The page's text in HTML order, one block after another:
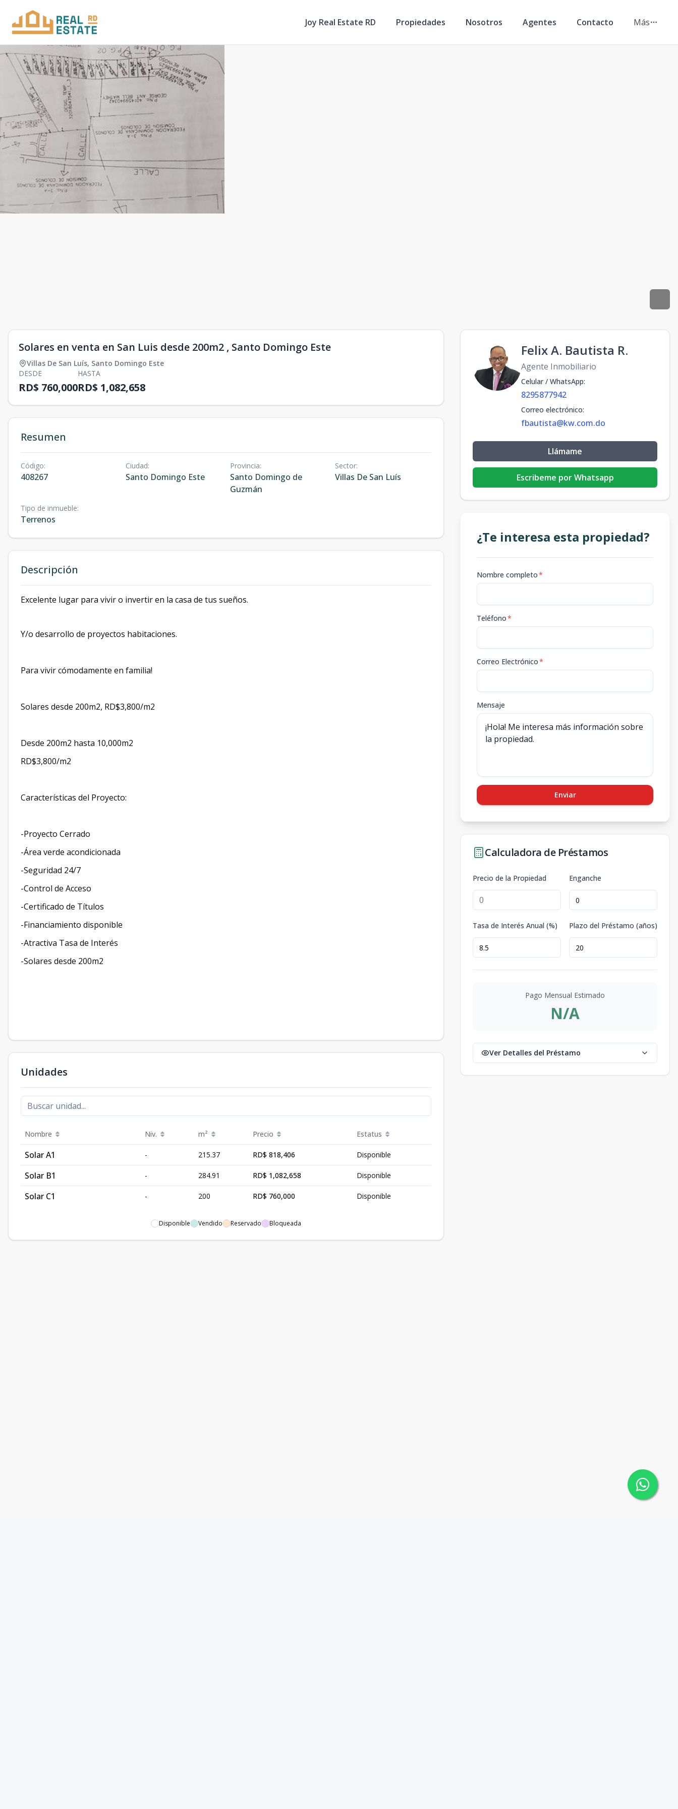
Joy Real Estate RD Propiedades Nosotros Agentes Contacto Más
Solares en venta en San Luis desde 200m2 , Santo Domingo Este
Villas De San Luís, Santo Domingo Este
DESDE
RD$ 760,000
HASTA
RD$ 1,082,658
Resumen
Código:
408267
Ciudad:
Santo Domingo Este
Provincia:
Santo Domingo de
Guzmán
Sector:
Villas De San Luís
Tipo de inmueble:
Terrenos
Descripción
Excelente lugar para vivir o invertir en la casa de tus sueños.
Y/o desarrollo de proyectos habitaciones.
Para vivir cómodamente en familia!
Solares desde 200m2, RD$3,800/m2
Desde 200m2 hasta 10,000m2
RD$3,800/m2
Características del Proyecto:
-Proyecto Cerrado
-Área verde acondicionada
-Seguridad 24/7
-Control de Acceso
-Certificado de Títulos
-Financiamiento disponible
-Atractiva Tasa de Interés
-Solares desde 200m2
Unidades
Nombre Niv. m² Precio Estatus
Solar A1 - 215.37 RD$ 818,406 Disponible
Solar B1 - 284.91 RD$ 1,082,658 Disponible
Solar C1 - 200 RD$ 760,000 Disponible
Disponible Vendido Reservado Bloqueada
Felix A. Bautista R.
Agente Inmobiliario
Celular / WhatsApp:
8295877942
Correo electrónico:
fbautista@kw.com.do
Llámame
Escribeme por Whatsapp
¿Te interesa esta propiedad?
Nombre completo*
Teléfono*
Correo Electrónico*
Mensaje
Enviar
Calculadora de Préstamos
Precio de la Propiedad Enganche
Tasa de Interés Anual (%) Plazo del Préstamo (años)
Pago Mensual Estimado
N/A
Ver Detalles del Préstamo